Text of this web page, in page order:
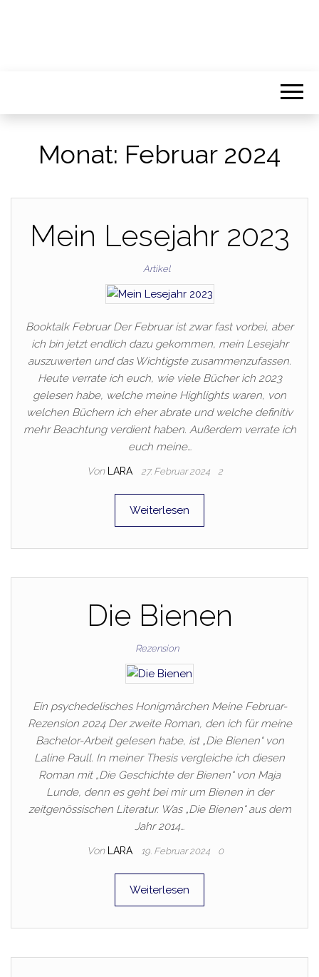
enden
Monat: Februar 2024
Mein Lesejahr 2023
Artikel
Booktalk Februar Der Februar ist zwar fast vorbei, aber
ich bin jetzt endlich dazu gekommen, mein Lesejahr
auszuwerten und das Wichtigste zusammenzufassen.
Heute verrate ich euch, wie viele Bücher ich 2023
gelesen habe, welche meine Highlights waren, von
welchen Büchern ich eher abrate und welche definitiv
mehr Beachtung verdient haben. Außerdem verrate ich
euch meine…
Von LARA 27. Februar 2024 2
Weiterlesen
Die Bienen
Rezension
Ein psychedelisches Honigmärchen Meine Februar-
Rezension 2024 Der zweite Roman, den ich für meine
Bachelor-Arbeit gelesen habe, ist „Die Bienen“ von
Laline Paull. In meiner Thesis vergleiche ich diesen
Roman mit „Die Geschichte der Bienen“ von Maja
Lunde, denn es geht bei mir um Bienen in der
zeitgenössischen Literatur. Was „Die Bienen“ aus dem
Jahr 2014…
Von LARA 19. Februar 2024 0
Weiterlesen